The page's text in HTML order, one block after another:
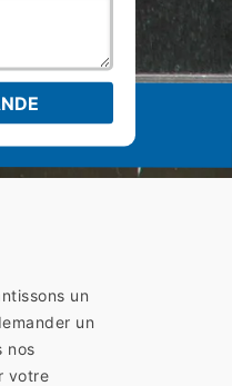
un
un
nos
votre